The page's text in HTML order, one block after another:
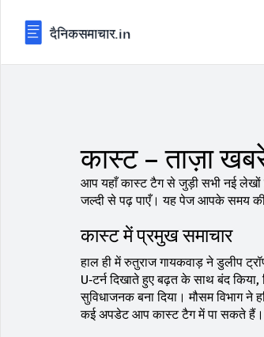
कास्ट – ताज़ा
आप यहाँ कास्ट टैग से जुड़ी सभी नई लेखों
जल्दी से पढ़ पाएँ। यह पेज आपके समय
कास्ट में प्रमुख समाचार
हाल ही में रुतुराज गायकवाड़ ने डुलीप
U‑टर्न दिखाते हुए बढ़त के साथ बंद
सुविधाजनक बना दिया। मौसम विभाग ने
कई अपडेट आप कास्ट टैग में पा सकते हैं।